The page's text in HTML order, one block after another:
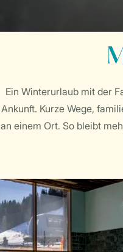
Ein Winterurlaub mit der
Ankunft. Kurze Wege,
an einem Ort. So bleibt